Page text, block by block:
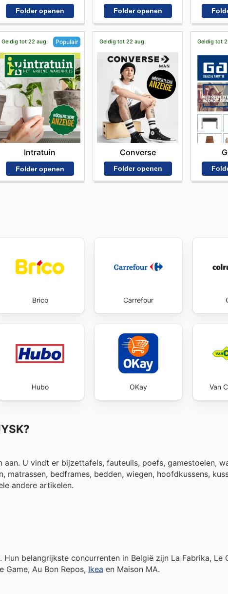
Folder openen Folder openen
Geldig tot 22 aug. Populair
Intratuin
Folder openen
Geldig tot 22 aug.
Converse
Folder openen
Geldig tot
Brico Carrefour
Hubo OKay Van
U vindt er bijzettafels, fauteuils, poefs, gamestoelen,
bedframes, bedden, wiegen, hoofdkussens,
andere artikelen.
belangrijkste concurrenten in België zijn La Fabrika, Le
Game, Au Bon Repos, Ikea en Maison MA.